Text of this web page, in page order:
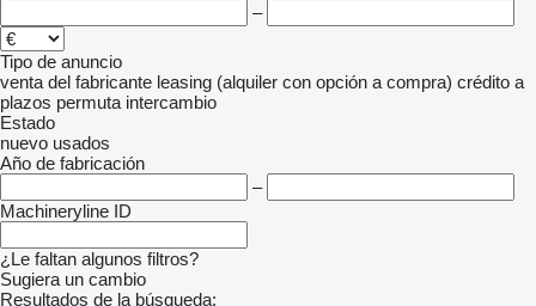
–
Tipo de anuncio
venta del fabricante leasing (alquiler con opción a compra) crédito a
plazos permuta intercambio
Estado
nuevo usados
Año de fabricación
–
Machineryline ID
¿Le faltan algunos filtros?
Sugiera un cambio
Resultados de la búsqueda: